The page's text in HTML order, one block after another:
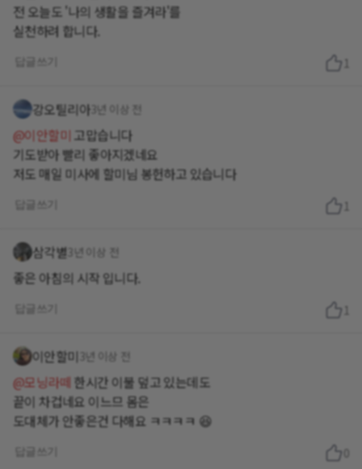
전 오늘도 '나의 생활을 즐겨라'를
실천하려 합니다.
1
강오틸리아 3년 이상 전
@이안할미 고맙습니다
기도받아 빨리 좋아지겠네요
저도 매일 미사에 할미님 봉헌하고 있습니다
1
삼각별 3년 이상 전
좋은 아침의 시작 입니다.
1
이안할미 3년 이상 전
@모닝라떼 한시간 이불 덮고 있는데도
끝이 차겁네요 이느므 몸은
도대체가 안좋은건 다해요 ㅋㅋㅋㅋ 😆